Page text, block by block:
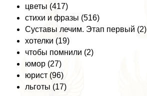
цветы (417)
стихи и фразы (516)
Суставы лечим. Этап первый (2)
хотелки (19)
чтобы помнили (2)
юмор (27)
юрист (96)
льготы (17)